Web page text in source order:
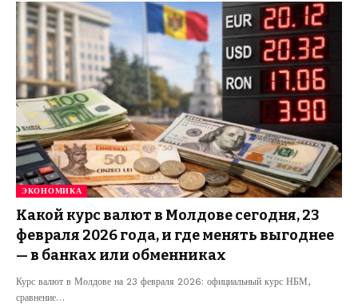
ЭКОНОМИКА
Какой курс валют в Молдове сегодня, 23
февраля 2026 года, и где менять выгоднее
— в банках или обменниках
Курс валют в Молдове на 23 февраля 2026: официальный курс НБМ,
сравнение…